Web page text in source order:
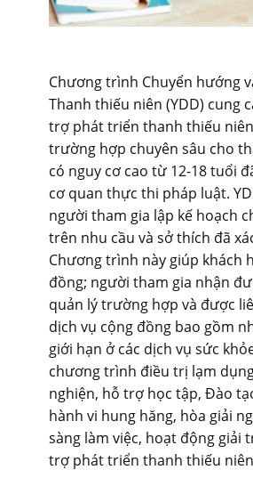
Chương trình Chuyển hướng
Thanh thiếu niên (YDD) cung
trợ phát triển thanh thiếu
trường hợp chuyên sâu cho
có nguy cơ cao từ 12-18 tuổi
cơ quan thực thi pháp luật.
người tham gia lập kế hoạch
trên nhu cầu và sở thích đã
Chương trình này giúp khách
đồng; người tham gia nhận
quản lý trường hợp và được
dịch vụ cộng đồng bao gồm
giới hạn ở các dịch vụ sức
chương trình điều trị lạm
nghiện, hỗ trợ học tập, Đào
hành vi hung hăng, hòa giải
sàng làm việc, hoạt động giải
trợ phát triển thanh thiếu